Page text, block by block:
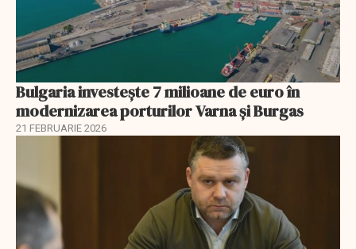
Bulgaria investește 7 milioane de euro în
modernizarea porturilor Varna și Burgas
21 FEBRUARIE 2026